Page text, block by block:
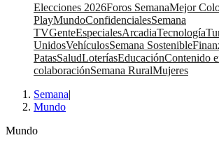
Elecciones 2026Foros SemanaMejor
PlayMundoConfidencialesSemana
TVGenteEspecialesArcadiaTecnología
UnidosVehículosSemana Sostenible
PatasSaludLoteríasEducaciónContenido
colaboraciónSemana RuralMujeres
Semana|
Mundo
Mundo